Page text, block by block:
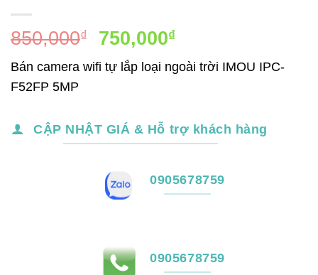
850,000₫
Giá
gốc
là:
750,000₫Giá
hiện
tại
Bán camera wifi tự lắp loại ngoài trời IMOU IPC-
F52FP 5MP
CẬP NHẬT GIÁ & Hỗ trợ khách hàng
0905678759
0905678759